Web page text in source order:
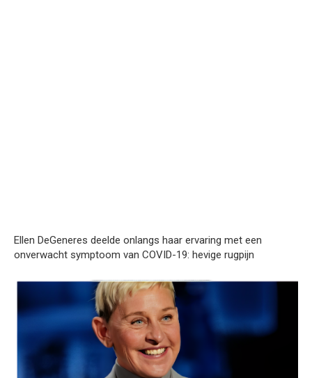
Ellen DeGeneres deelde onlangs haar ervaring met een
onverwacht symptoom van COVID-19: hevige rugpijn